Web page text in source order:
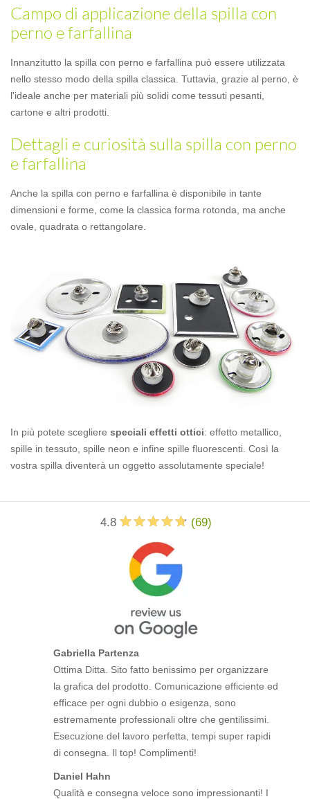
Campo di applicazione della spilla con
perno e farfallina
Innanzitutto la spilla con perno e farfallina può essere utilizzata
nello stesso modo della spilla classica. Tuttavia, grazie al perno, è
l'ideale anche per materiali più solidi come tessuti pesanti,
cartone e altri prodotti.
Dettagli e curiosità sulla spilla con perno
e farfallina
Anche la spilla con perno e farfallina è disponibile in tante
dimensioni e forme, come la classica forma rotonda, ma anche
ovale, quadrata o rettangolare.
In più potete scegliere speciali effetti ottici: effetto metallico,
spille in tessuto, spille neon e infine spille fluorescenti. Così la
vostra spilla diventerà un oggetto assolutamente speciale!
4.8 (69)
Gabriella Partenza
Ottima Ditta. Sito fatto benissimo per organizzare
la grafica del prodotto. Comunicazione efficiente ed
efficace per ogni dubbio o esigenza, sono
estremamente professionali oltre che gentilissimi.
Esecuzione del lavoro perfetta, tempi super rapidi
di consegna. Il top! Complimenti!
Daniel Hahn
Qualità e consegna veloce sono impressionanti! I